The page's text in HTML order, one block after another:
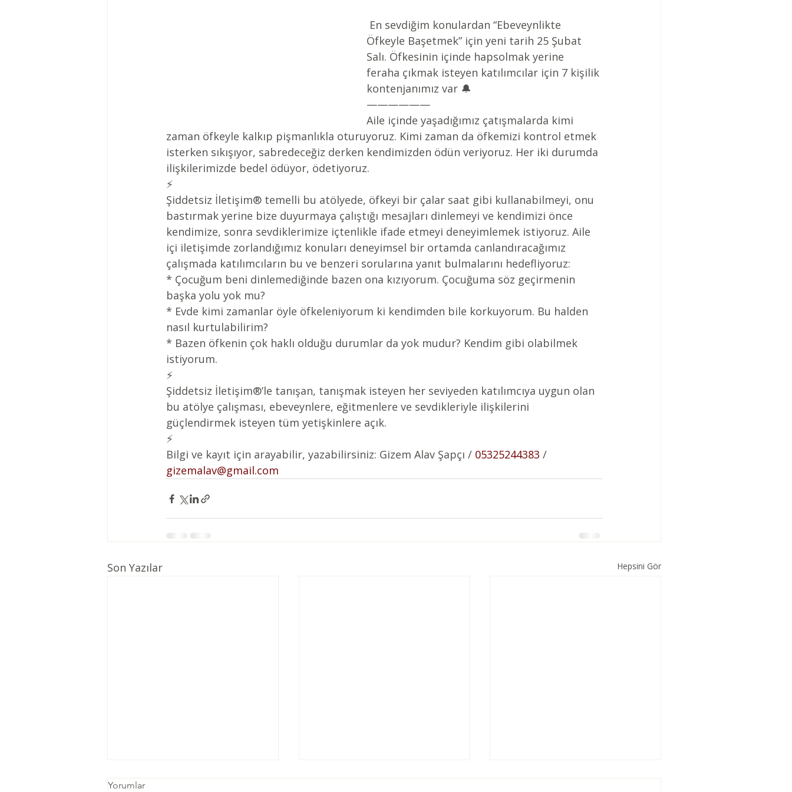
Öfkeyle Başetmek” için yeni tarih 25 Şubat
Salı. Öfkesinin içinde hapsolmak yerine
feraha çıkmak isteyen katılımcılar için 7 kişilik
kontenjanımız var 🔔
——————
Aile içinde yaşadığımız çatışmalarda kimi
zaman öfkeyle kalkıp pişmanlıkla oturuyoruz. Kimi zaman da öfkemizi kontrol etmek
isterken sıkışıyor, sabredeceğiz derken kendimizden ödün veriyoruz. Her iki durumda
ilişkilerimizde bedel ödüyor, ödetiyoruz.
⚡️
Şiddetsiz İletişim® temelli bu atölyede, öfkeyi bir çalar saat gibi kullanabilmeyi, onu
bastırmak yerine bize duyurmaya çalıştığı mesajları dinlemeyi ve kendimizi önce
kendimize, sonra sevdiklerimize içtenlikle ifade etmeyi deneyimlemek istiyoruz. Aile
içi iletişimde zorlandığımız konuları deneyimsel bir ortamda canlandıracağımız
çalışmada katılımcıların bu ve benzeri sorularına yanıt bulmalarını hedefliyoruz:
* Çocuğum beni dinlemediğinde bazen ona kızıyorum. Çocuğuma söz geçirmenin
başka yolu yok mu?
* Evde kimi zamanlar öyle öfkeleniyorum ki kendimden bile korkuyorum. Bu halden
nasıl kurtulabilirim?
* Bazen öfkenin çok haklı olduğu durumlar da yok mudur? Kendim gibi olabilmek
istiyorum.
⚡️
Şiddetsiz İletişim®’le tanışan, tanışmak isteyen her seviyeden katılımcıya uygun olan
bu atölye çalışması, ebeveynlere, eğitmenlere ve sevdikleriyle ilişkilerini
güçlendirmek isteyen tüm yetişkinlere açık.
⚡️
Bilgi ve kayıt için arayabilir, yazabilirsiniz: Gizem Alav Şapçı / 05325244383 /
gizemalav@gmail.com
Son Yazılar Hepsini Gör
Yorumlar